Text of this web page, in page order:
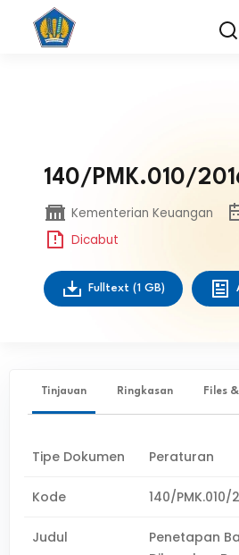
140/PMK.010/
Kementerian Keuangan
Dicabut
Fulltext (1 GB)
Tinjauan Ringkasan Files
Tipe Dokumen Peraturan
Kode 140/PMK.010/
Judul
Penetapan